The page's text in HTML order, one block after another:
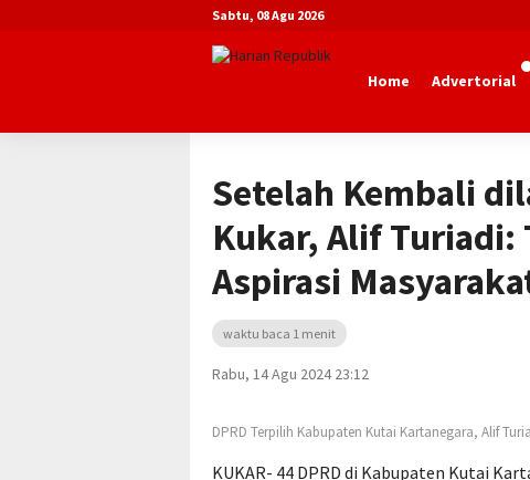
Sabtu, 08 Agu 2026
Home Advertorial
Setelah Kembali
Kukar, Alif Turiadi:
Aspirasi
waktu baca 1 menit
Rabu, 14 Agu 2024 23:12
DPRD Terpilih Kabupaten Kutai Kartanegara, Alif
KUKAR- 44 DPRD di Kabupaten Kutai